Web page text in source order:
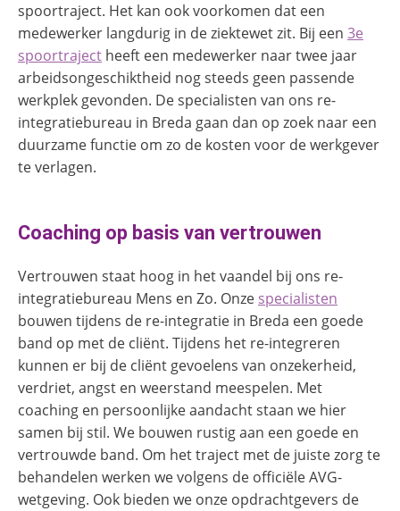
spoortraject. Het kan ook voorkomen dat een
medewerker langdurig in de ziektewet zit. Bij een 3e
spoortraject heeft een medewerker naar twee jaar
arbeidsongeschiktheid nog steeds geen passende
werkplek gevonden. De specialisten van ons re-
integratiebureau in Breda gaan dan op zoek naar een
duurzame functie om zo de kosten voor de werkgever
te verlagen.
Coaching op basis van vertrouwen
Vertrouwen staat hoog in het vaandel bij ons re-
integratiebureau Mens en Zo. Onze specialisten
bouwen tijdens de re-integratie in Breda een goede
band op met de cliënt. Tijdens het re-integreren
kunnen er bij de cliënt gevoelens van onzekerheid,
verdriet, angst en weerstand meespelen. Met
coaching en persoonlijke aandacht staan we hier
samen bij stil. We bouwen rustig aan een goede en
vertrouwde band. Om het traject met de juiste zorg te
behandelen werken we volgens de officiële AVG-
wetgeving. Ook bieden we onze opdrachtgevers de